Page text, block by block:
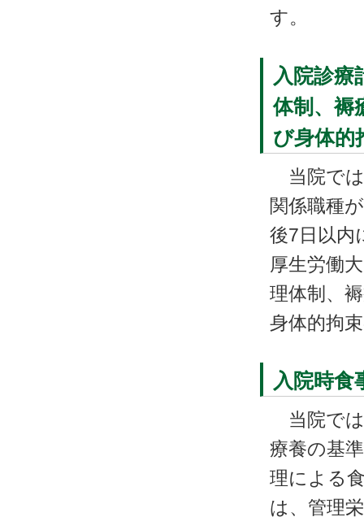
す。
入院診療
体制、褥
び身体的
当院では
関係職種
後7日以内
厚生労働
理体制、
身体的拘
入院時
当院で
療養の基
理による
は、管理